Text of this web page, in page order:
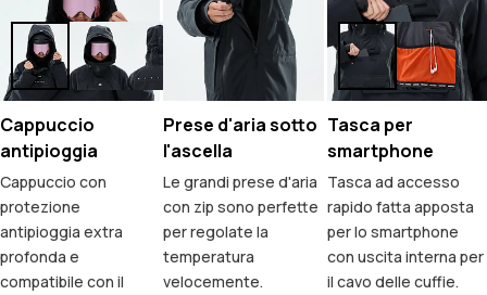
Cappuccio
antipioggia
Cappuccio con
protezione
antipioggia extra
profonda e
compatibile con il
Prese d'aria sotto
l'ascella
Le grandi prese d'aria
con zip sono perfette
per regolate la
temperatura
velocemente.
Tasca per
smartphone
Tasca ad accesso
rapido fatta apposta
per lo smartphone
con uscita interna per
il cavo delle cuffie.